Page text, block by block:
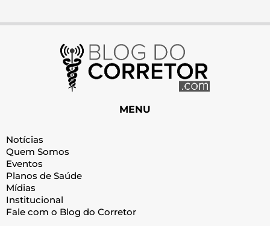
MENU
Notícias
Quem Somos
Eventos
Planos de Saúde
Mídias
Institucional
Fale com o Blog do Corretor